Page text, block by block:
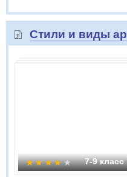
Стили и виды
7-9 класс